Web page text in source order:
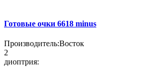
Готовые очки 6618 minus
Производитель:Восток
2
диоптрия: